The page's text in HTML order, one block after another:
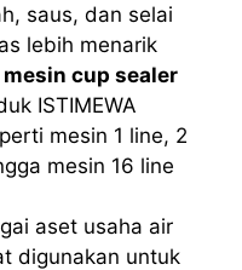
saus, dan selai
lebih menarik
cup sealer
ISTIMEWA
mesin 1 line, 2
mesin 16 line
aset usaha air
digunakan untuk